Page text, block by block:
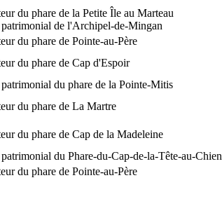
du phare de la Petite Île au Marteau
patrimonial de l'Archipel-de-Mingan
du phare de Pointe-au-Père
du phare de Cap d'Espoir
patrimonial du phare de la Pointe-Mitis
du phare de La Martre
du phare de Cap de la Madeleine
patrimonial du Phare-du-Cap-de-la-Tête-au-Chien
du phare de Pointe-au-Père